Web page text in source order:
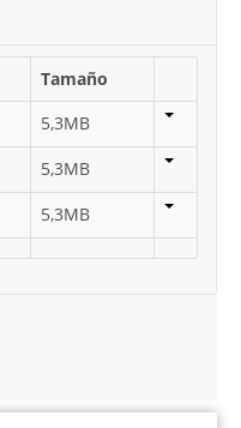
Tamaño
5,3MB
5,3MB
5,3MB